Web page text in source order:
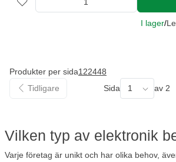
I lager/
Produkter per sida122448
Tidligare
Sida 1 av 2
Vilken typ av elektronik
Varje företag är unikt och har olika behov,